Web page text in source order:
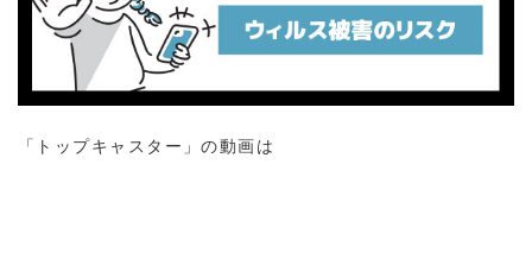
「トップキャスター」の動画は